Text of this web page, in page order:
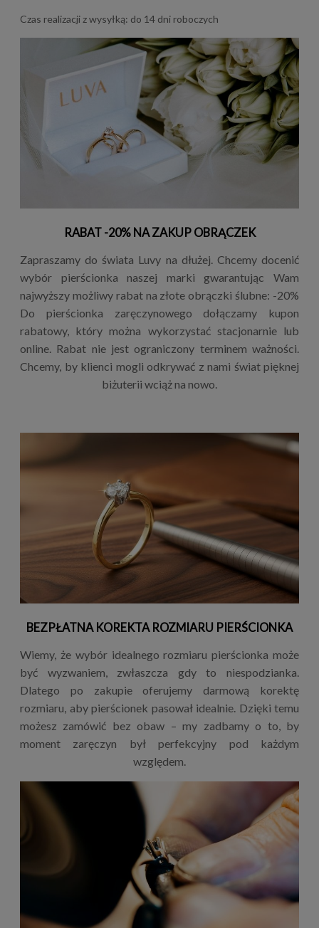
Czas realizacji z wysyłką: do 14 dni roboczych
RABAT -20% NA ZAKUP OBRĄCZEK
Zapraszamy do świata Luvy na dłużej. Chcemy docenić
wybór pierścionka naszej marki gwarantując Wam
najwyższy możliwy rabat na złote obrączki ślubne: -20%
Do pierścionka zaręczynowego dołączamy kupon
rabatowy, który można wykorzystać stacjonarnie lub
online. Rabat nie jest ograniczony terminem ważności.
Chcemy, by klienci mogli odkrywać z nami świat pięknej
biżuterii wciąż na nowo.
BEZPŁATNA KOREKTA ROZMIARU PIERŚCIONKA
Wiemy, że wybór idealnego rozmiaru pierścionka może
być wyzwaniem, zwłaszcza gdy to niespodzianka.
Dlatego po zakupie oferujemy darmową korektę
rozmiaru, aby pierścionek pasował idealnie. Dzięki temu
możesz zamówić bez obaw – my zadbamy o to, by
moment zaręczyn był perfekcyjny pod każdym
względem.